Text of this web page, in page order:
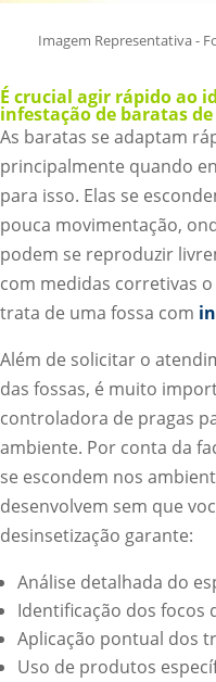
Imagem Representativa -
É crucial agir rápido ao
infestação de baratas
As baratas se adaptam
principalmente quando
para isso. Elas se
pouca movimentação,
podem se reproduzir
com medidas corretivas
trata de uma fossa com
Além de solicitar o
das fossas, é muito
controladora de pragas
ambiente. Por conta da
se escondem nos
desenvolvem sem que
desinsetização garante:
Análise detalhada do
Identificação dos focos
Aplicação pontual dos
Uso de produtos